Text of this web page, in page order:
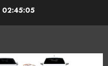
02:45:05